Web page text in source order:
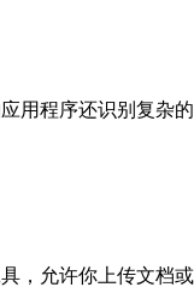
用程序还识别复杂的
，允许你上传文档或